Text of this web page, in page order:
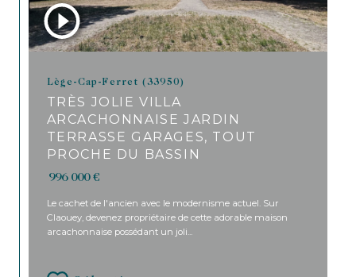
Lège-Cap-Ferret (33950)
TRÈS JOLIE VILLA
ARCACHONNAISE JARDIN
TERRASSE GARAGES, TOUT
PROCHE DU BASSIN
996 000 €
Le cachet de l'ancien avec le modernisme actuel. Sur
Claouey, devenez propriétaire de cette adorable maison
arcachonnaise possédant un joli...